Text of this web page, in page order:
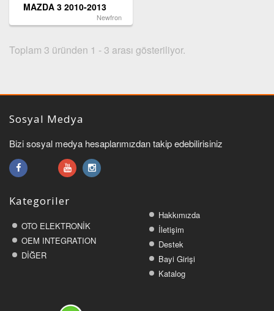
MAZDA 3 2010-2013
Newfron
Toplam 3 üründen 1 - 3 arası gösteriliyor.
Sosyal Medya
Bizi sosyal medya hesaplarımızdan takip edebilirisiniz
Kategoriler
OTO ELEKTRONİK
OEM INTEGRATION
DİĞER
Hakkımızda
İletişim
Destek
Bayi Girişi
Katalog